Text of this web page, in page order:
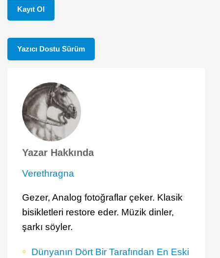
Kayıt Ol
Yazıcı Dostu Sürüm
Yazar Hakkında
Verethragna
Gezer, Analog fotoğraflar çeker. Klasik
bisikletleri restore eder. Müzik dinler,
şarkı söyler.
Dünyanın Dört Bir Tarafından En Eski